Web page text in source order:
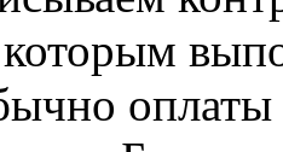
которым